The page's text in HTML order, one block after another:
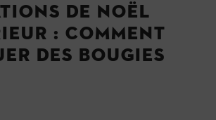
DE NOËL
: COMMENT
DES BOUGIES
vos bougies en bois
décorations de Noël d’extérieur en bois